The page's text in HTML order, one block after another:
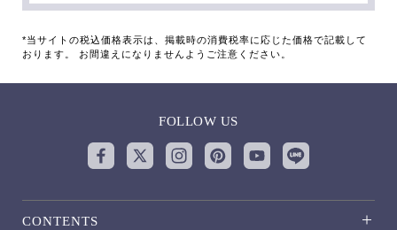
*当サイトの税込価格表示は、掲載時の消費税率に応じた価格で記載して
おります。 お間違えになりませんようご注意ください。
FOLLOW US
CONTENTS